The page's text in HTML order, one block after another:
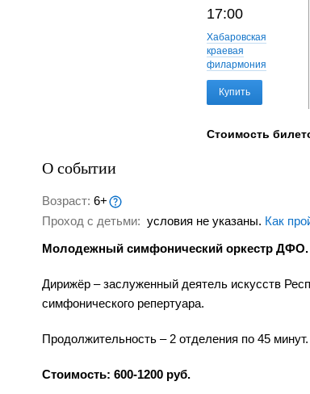
17:00
Хабаровская
краевая
филармония
Купить
Стоимость
О событии
Возраст: 6+
Проход с детьми: условия не указаны. Как
Молодежный симфонический оркестр ДФО.
Дирижёр – заслуженный деятель искусств
симфонического репертуара.
Продолжительность – 2 отделения по 45 минут.
Стоимость: 600-1200 руб.